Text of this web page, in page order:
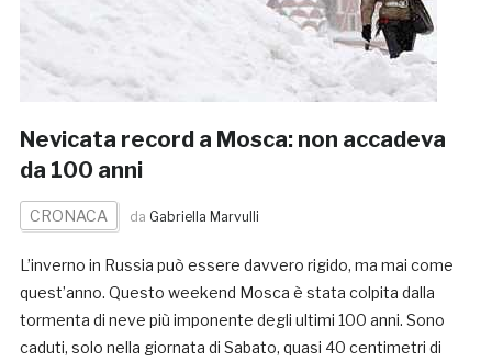
Nevicata record a Mosca: non accadeva
da 100 anni
CRONACA da Gabriella Marvulli
L’inverno in Russia può essere davvero rigido, ma mai come
quest’anno. Questo weekend Mosca è stata colpita dalla
tormenta di neve più imponente degli ultimi 100 anni. Sono
caduti, solo nella giornata di Sabato, quasi 40 centimetri di